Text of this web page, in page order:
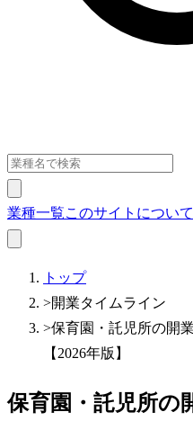
業種一覧このサイトについて
トップ
>開業タイムライン
>保育園・託児所の開
【2026年版】
保育園・託児所の